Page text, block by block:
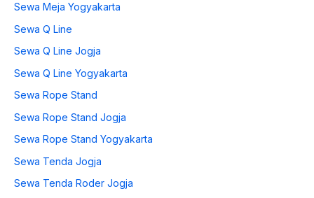
Sewa Meja Yogyakarta
Sewa Q Line
Sewa Q Line Jogja
Sewa Q Line Yogyakarta
Sewa Rope Stand
Sewa Rope Stand Jogja
Sewa Rope Stand Yogyakarta
Sewa Tenda Jogja
Sewa Tenda Roder Jogja